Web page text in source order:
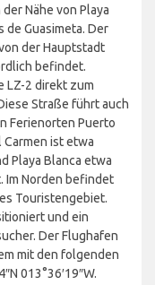
Nähe von Playa
de Guasimeta. Der
der Hauptstadt
befindet.
LZ-2 direkt zum
Straße führt auch
Ferienorten Puerto
Carmen ist etwa
Playa Blanca etwa
Norden befindet
Touristengebiet.
und ein
Der Flughafen
mit den folgenden
013°36′19″W.